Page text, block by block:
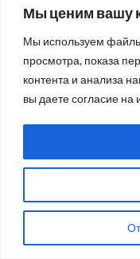
Мы ценим вашу
Мы используем
просмотра, показа
контента и анализа
вы даете согласие
Пн
Вт
4
5 6
11
12 13
18
19 20
ОПРОС